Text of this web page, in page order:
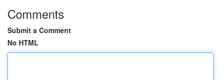
Comments
Submit a Comment
No HTML